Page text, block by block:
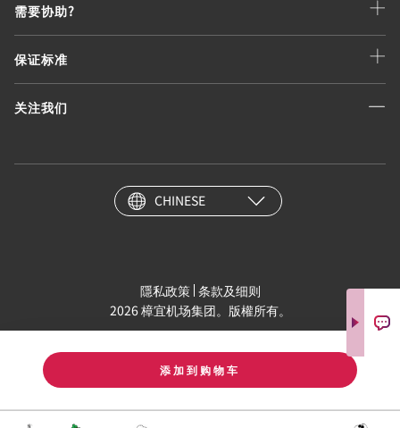
添加到购物车
需要协助?
保证标准
关注我们
CHINESE
隱私政策 条款及细则
2026 樟宜机场集团。版權所有。